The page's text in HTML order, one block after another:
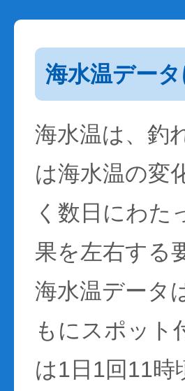
海水温デー
海水温は、釣
は海水温の変
く数日にわた
果を左右する
海水温データ
もにスポット
は1日1回11時